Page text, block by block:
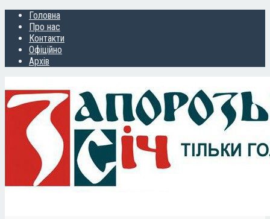
Головна
Про нас
Контакти
Офіційно
Архів